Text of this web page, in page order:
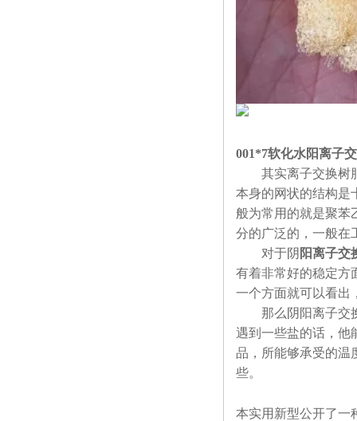
001*7软化水阳离子
其实离子交换树脂
本身的网状的结构是
般为常用的就是聚苯
分的广泛的，一般在
对于阴 阳离子交
有着非常好的稳定方
一个方面就可以看出
那么阴阳离子交换
遇到一些盐的话，他
品，所能够承受的温
些。
本实用新型公开了一